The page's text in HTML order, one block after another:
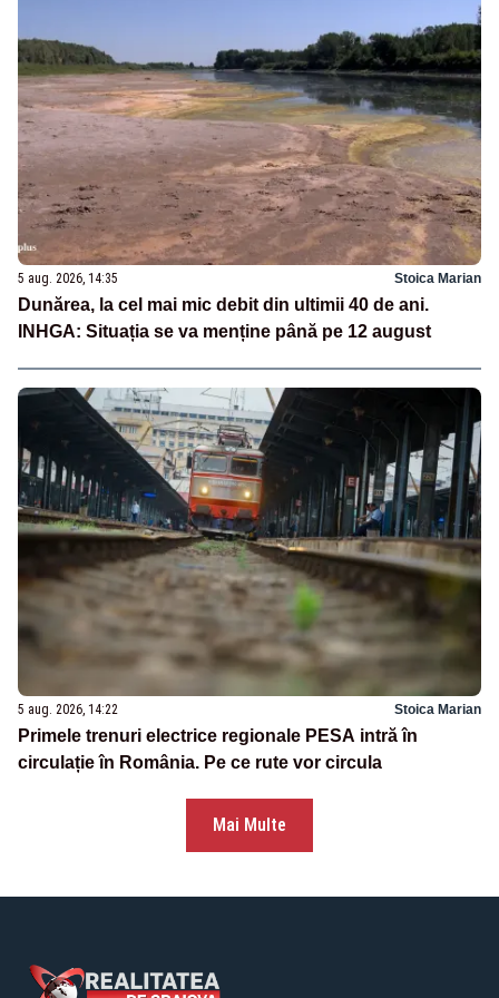
5 aug. 2026, 14:35 Stoica Marian
Dunărea, la cel mai mic debit din ultimii 40 de ani.
INHGA: Situația se va menține până pe 12 august
5 aug. 2026, 14:22 Stoica Marian
Primele trenuri electrice regionale PESA intră în
circulație în România. Pe ce rute vor circula
Mai Multe